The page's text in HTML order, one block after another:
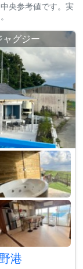
央参考値です。実
グジー
港